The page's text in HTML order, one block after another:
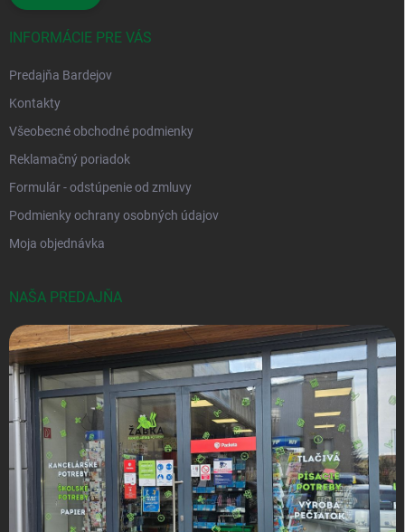
INFORMÁCIE PRE VÁS
Predajňa Bardejov
Kontakty
Všeobecné obchodné podmienky
Reklamačný poriadok
Formulár - odstúpenie od zmluvy
Podmienky ochrany osobných údajov
Moja objednávka
NAŠA PREDAJŇA